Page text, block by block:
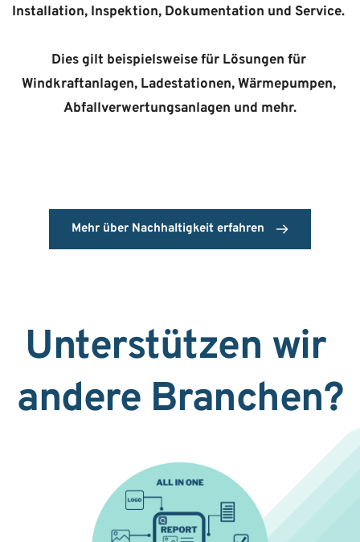
Installation, Inspektion, Dokumentation und Service.
Dies gilt beispielsweise für Lösungen für
Windkraftanlagen, Ladestationen, Wärmepumpen,
Abfallverwertungsanlagen und mehr.
Mehr über Nachhaltigkeit erfahren
Unterstützen wir
andere Branchen?